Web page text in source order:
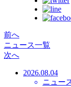
前へ
ニュース一覧
次へ
2026.08.04
ニュー